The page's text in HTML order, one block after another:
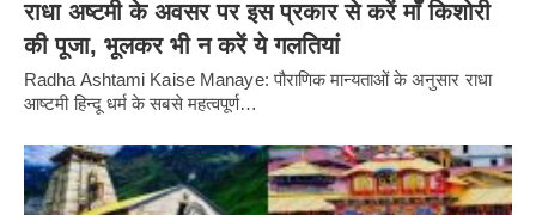
राधा अष्टमी के अवसर पर इस प्रकार से करें माँ किशोरी
की पूजा, भूलकर भी न करें ये गलतियां
Radha Ashtami Kaise Manaye: पौराणिक मान्यताओं के अनुसार राधा
आष्टमी हिन्दू धर्म के सबसे महत्वपूर्ण…